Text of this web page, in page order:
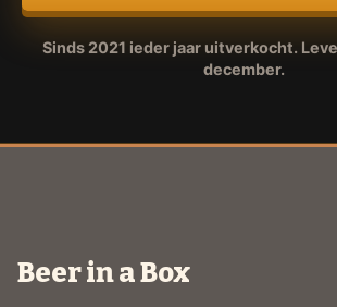
Sinds 2021 ieder jaar uitverkocht.
december.
Beer in a Box